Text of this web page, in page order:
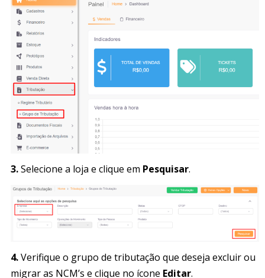
3.Selecione a loja e clique em Pesquisar.
4.Verifique o grupo de tributação que deseja excluir ou
migrar as NCM’s e clique no ícone Editar.